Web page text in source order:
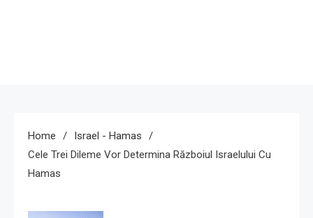
Home
Israel - Hamas
Cele Trei Dileme Vor Determina Războiul Israelului Cu
Hamas